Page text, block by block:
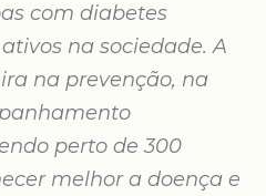
com diabetes
na sociedade. A
na prevenção, na
perto de 300
melhor a doença e